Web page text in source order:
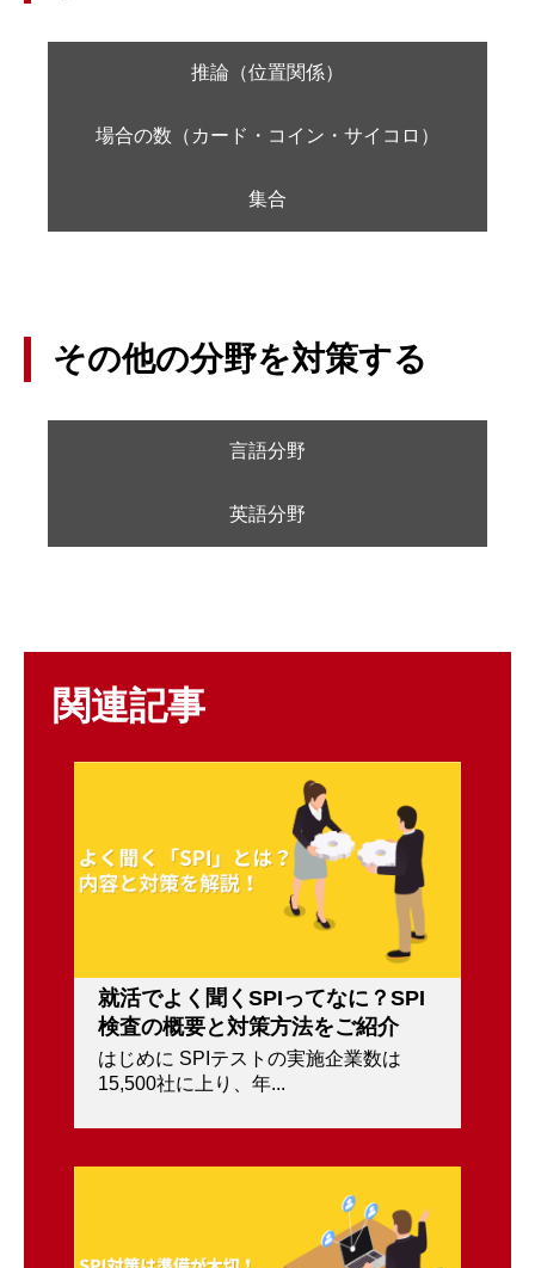
つまり途中で使ったのは、75 – 60 = 15%分
推論（位置関係）
場合の数（カード・コイン・サイコロ）
集合
その他の分野を対策する
言語分野
英語分野
関連記事
就活でよく聞くSPIってなに？SPI
検査の概要と対策方法をご紹介
はじめに SPIテストの実施企業数は
15,500社に上り、年...